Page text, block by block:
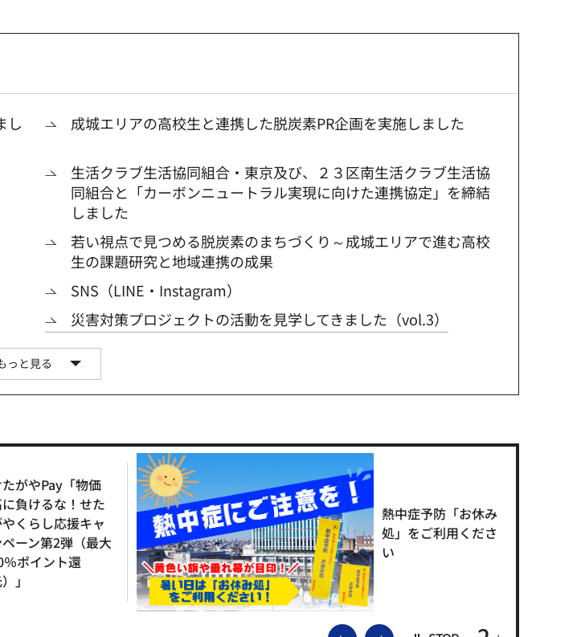
し
成城エリアの高校生と連携した脱炭素PR企画を実施しました
生活クラブ生活協同組合・東京及び、２３区南生活クラブ生活協
同組合と「カーボンニュートラル実現に向けた連携協定」を締結
しました
若い視点で見つめる脱炭素のまちづくり～成城エリアで進む高校
生の課題研究と地域連携の成果
SNS（LINE・Instagram）
災害対策プロジェクトの活動を見学してきました（vol.3）
っと見る
がやPay「物価
負けるな！せた
くらし応援キャ
ペーン第2弾（最大
％ポイント還
」
熱中症予防「お休み
処」をご利用くださ
い